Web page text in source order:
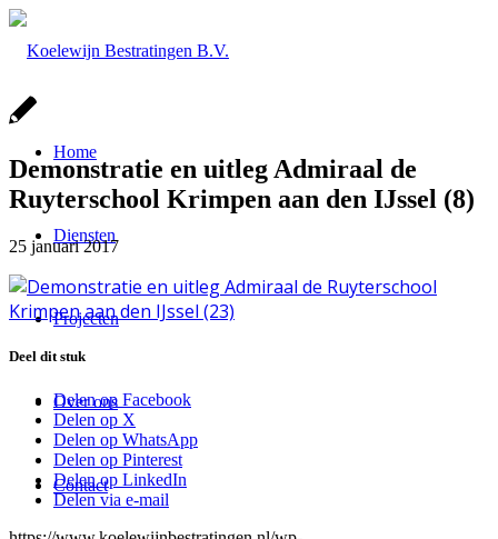
Home
Diensten
Projecten
Over ons
Contact
Demonstratie en uitleg Admiraal de
Ruyterschool Krimpen aan den IJssel (8)
25 januari 2017
Deel dit stuk
Delen op Facebook
Delen op X
Delen op WhatsApp
Delen op Pinterest
Delen op LinkedIn
Delen via e-mail